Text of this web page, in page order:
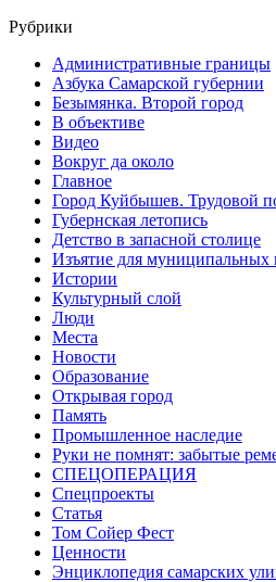
Рубрики
Административные границы
Азбука Самарской губернии
Безымянка. Второй город
В объективе
Видео
Вокруг да около
Главное
Город Куйбышев. Трудовой
Губернская летопись
Детство в запасной столице
Изъятие для муниципальных
Истории
Культурный слой
Люди
Места
Новости
Образование
Открывая город
Память
Промышленное наследие
Руки не помнят: забытые
СПЕЦОПЕРАЦИЯ
Спецпроекты
Статья
Том Сойер Фест
Ценности
Энциклопедия самарских